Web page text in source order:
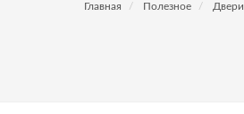
Главная Полезное Двери